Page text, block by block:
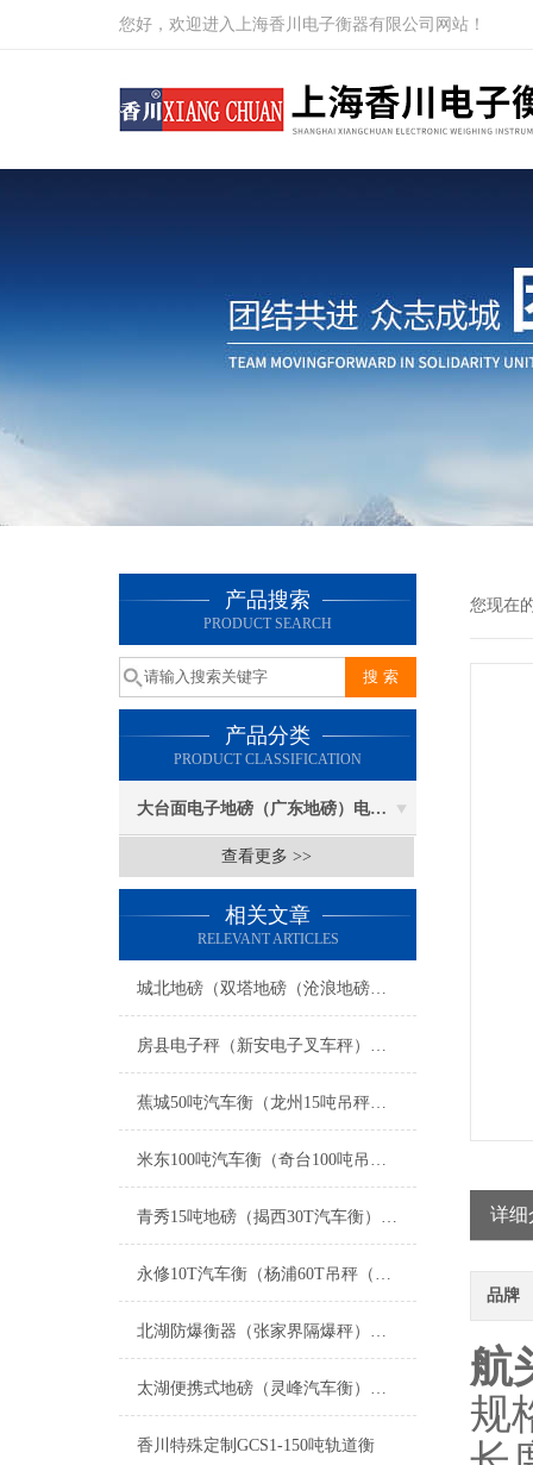
您好，欢迎进入上海香川电子衡器有限公司网站！
产品搜索
PRODUCT SEARCH
产品分类
PRODUCT CLASSIFICATION
大台面电子地磅（广东地磅）电子汽车衡
查看更多 >>
相关文章
RELEVANT ARTICLES
城北地磅（双塔地磅（沧浪地磅（胥江地磅）吴门桥地磅）友新地磅维修
房县电子秤（新安电子叉车秤）竹溪吊秤维修
蕉城50吨汽车衡（龙州15吨吊秤）右江汽车地磅）宁德80吨地磅维修
米东100吨汽车衡（奇台100吨吊秤）天山150吨地磅）阿瓦提地磅维修
青秀15吨地磅（揭西30T汽车衡）清新1T吊秤）兴业道闸称重地磅维修
永修10T汽车衡（杨浦60T吊秤（丰城无人值守地磅秤）上饶8T地磅维修
北湖防爆衡器（张家界隔爆秤）新田隔爆吊称）津市防爆电子油桶称维修
太湖便携式地磅（灵峰汽车衡）孝丰防爆秤（昌硕地磅）安吉便携式汽车衡维修
香川特殊定制GCS1-150吨轨道衡
您现在
详细
品牌
航
规